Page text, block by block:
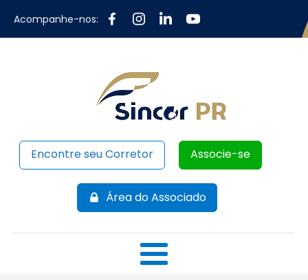
Acompanhe-nos:
Encontre seu Corretor Associe-se
Área do Associado